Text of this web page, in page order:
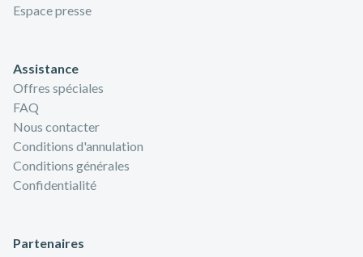
Espace presse
Assistance
Offres spéciales
FAQ
Nous contacter
Conditions d'annulation
Conditions générales
Confidentialité
Partenaires